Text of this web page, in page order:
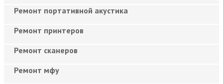
Ремонт портативной акустика
Ремонт принтеров
Ремонт сканеров
Ремонт мфу